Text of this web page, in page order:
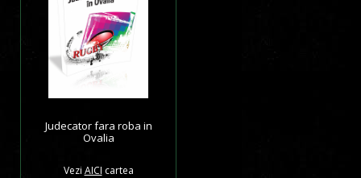
Judecator fara roba in
Ovalia
Vezi AICI cartea